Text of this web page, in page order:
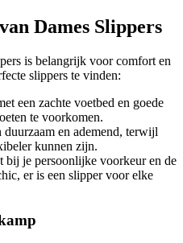
Dames Slippers
is belangrijk voor comfort en
slippers te vinden:
een zachte voetbed en goede
te voorkomen.
en ademend, terwijl
kunnen zijn.
bij je persoonlijke voorkeur en de
er is een slipper voor elke